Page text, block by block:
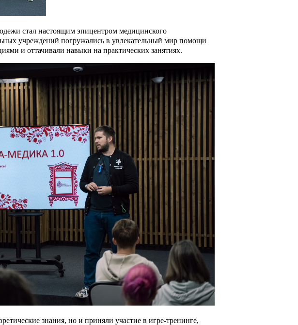
стал настоящим эпицентром медицинского
учреждений погружались в увлекательный мир помощи
и оттачивали навыки на практических занятиях.
знания, но и приняли участие в игре-тренинге,